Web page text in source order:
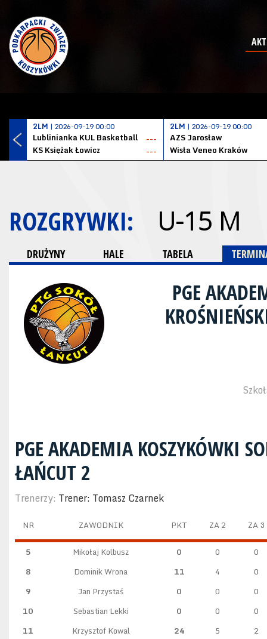
2LM | 2026-09-19 00:00
Lublinianka KUL Basketball
---
KS Księżak Łowicz
---
2LM | 2026-09-19 00:00
AZS Jarosław
Wisła Veneo Kraków
ROZGRYWKI: U-15 M
DRUŻYNY HALE TABELA
PGE
PGE AKADEMIA KOSZYKÓWKI
ŁAŃCUT 2
Trenerzy: Trener: Tomasz Czarnek
NR ZAWODNIK PKT ZA 2 ZA 3
5 Mikołaj Kolbusz 0 0
0
8
Dominik Wrona 11 4
0
9
Jan Przystaś 0 0
0
10
Sebastian Lekki 0 0
0
11
Krzysztof Kowal 24 5
2